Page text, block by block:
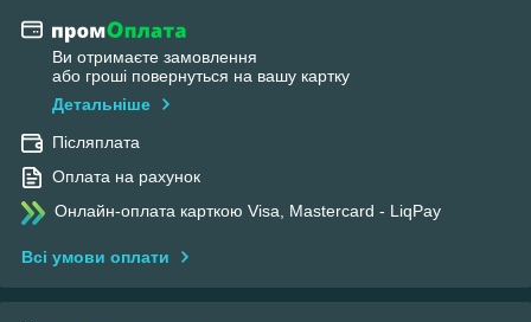
Ви отримаєте замовлення
або гроші повернуться на вашу картку
Детальніше
Післяплата
Оплата на рахунок
Онлайн-оплата карткою Visa, Mastercard - LiqPay
Всі умови оплати